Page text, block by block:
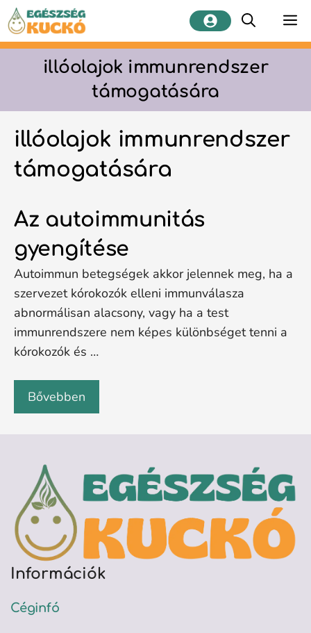
Kilépés
tartalomba
illóolajok immunrendszer
támogatására
illóolajok immunrendszer
támogatására
Az autoimmunitás
gyengítése
Autoimmun betegségek akkor jelennek meg, ha a
szervezet kórokozók elleni immunválasza
abnormálisan alacsony, vagy ha a test
immunrendszere nem képes különbséget tenni a
kórokozók és …
Bővebben
Információk
Céginfó